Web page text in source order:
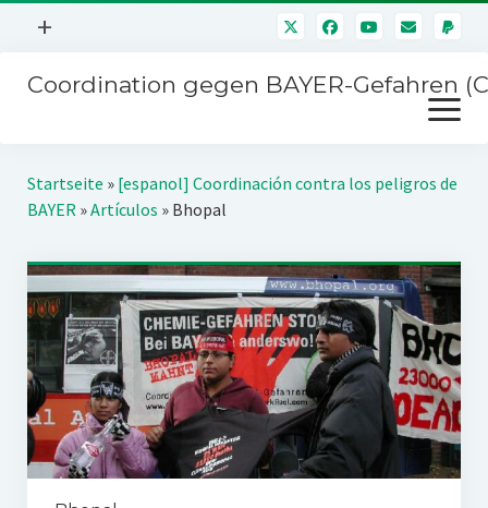
Menü
+
Mitmachen
Über uns
Impressum
Störfälle
Coordination gegen BAYER-Gefahren
Menü
öffnen
Kampagnen
Stichwort BAYER
Jahrestagung
SPENDEN
Startseite » [espanol] Coordinación contra los peligros de
BAYER»Artículos » Bhopal